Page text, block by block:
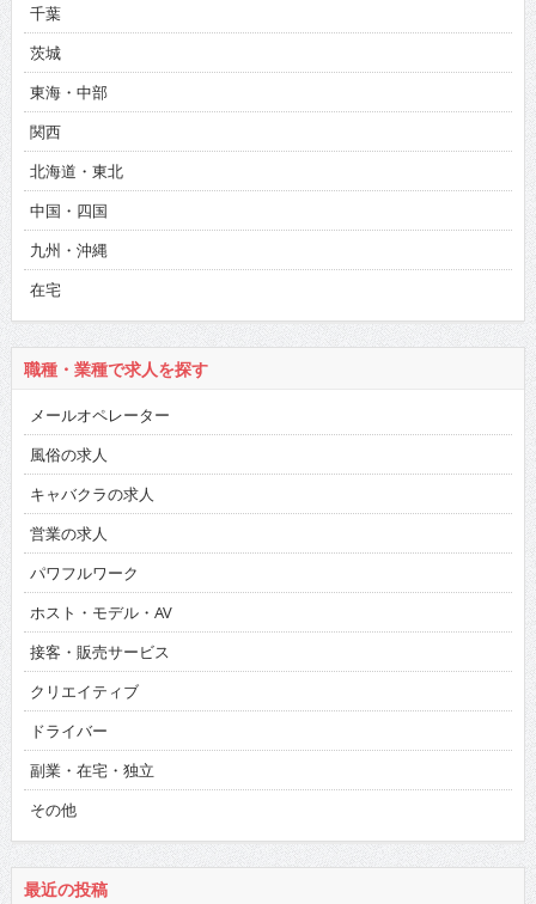
千葉
茨城
東海・中部
関西
北海道・東北
中国・四国
九州・沖縄
在宅
職種・業種で求人を探す
メールオペレーター
風俗の求人
キャバクラの求人
営業の求人
パワフルワーク
ホスト・モデル・AV
接客・販売サービス
クリエイティブ
ドライバー
副業・在宅・独立
その他
最近の投稿